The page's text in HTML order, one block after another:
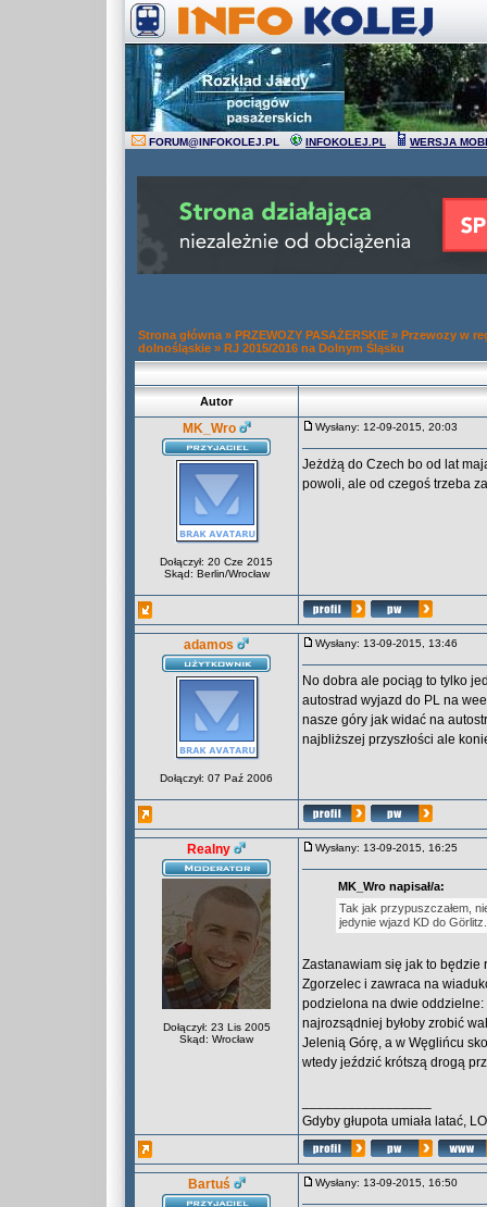
FORUM@INFOKOLEJ.PL INFOKOLEJ.PL WERSJA
Strona główna » PRZEWOZY PASAŻERSKIE » Przewozy w
dolnośląskie » RJ 2015/2016 na Dolnym Śląsku
Autor
MK_Wro
Dołączył: 20 Cze 2015
Skąd: Berlin/Wrocław
Wysłany: 12-09-2015, 20:03
Jeżdżą do Czech bo od lat
powoli, ale od czegoś trzeba
adamos
Dołączył: 07 Paź 2006
Wysłany: 13-09-2015, 13:46
No dobra ale pociąg to tylko
autostrad wyjazd do PL na
nasze góry jak widać na
najbliższej przyszłości ale
Realny
Dołączył: 23 Lis 2005
Skąd: Wrocław
Wysłany: 13-09-2015, 16:25
MK_Wro napisał/a:
Tak jak przypuszczałem,
jedynie wjazd KD do Görlitz.
Zastanawiam się jak to będzie
Zgorzelec i zawraca na
podzielona na dwie
najrozsądniej byłoby zrobić
Jelenią Górę, a w Węglińcu
wtedy jeździć krótszą drogą
Gdyby głupota umiała latać,
Bartuś Wysłany: 13-09-2015, 16:50